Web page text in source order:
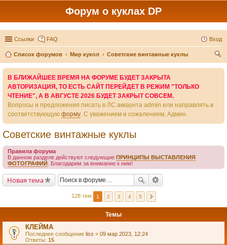
Форум о куклах DP
Ссылки FAQ Вход
Список форумов Мир кукол
Советские винтажные куклы
В БЛИЖАЙШЕЕ ВРЕМЯ НА ФОРУМЕ БУДЕТ ЗАКРЫТА
АВТОРИЗАЦИЯ, ТО ЕСТЬ САЙТ ПЕРЕЙДЕТ В РЕЖИМ "ТОЛЬКО
ЧТЕНИЕ", А В АВГУСТЕ 2026 БУДЕТ ЗАКРЫТ СОВСЕМ.
Вопросы и предложения писать в ЛС аккаунта admin или направлять в
соответствующую форму. С уважением и сожалением, Админ.
Советские винтажные куклы
Правила форума
В данном разделе действуют следующие ПРИНЦИПЫ ВЫСТАВЛЕНИЯ
ФОТОГРАФИЙ . Благодарим за внимание к ним!
Новая тема
128 тем 1 2 3 4 5
Темы
КЛЕЙМА
Последнее сообщение liss « 09 мар 2023, 12:24
Ответы: 15